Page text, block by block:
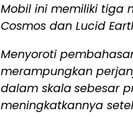
Mobil ini memiliki tiga
Cosmos dan Lucid
Menyoroti
merampungkan
dalam skalasebesar
meningkatkannya